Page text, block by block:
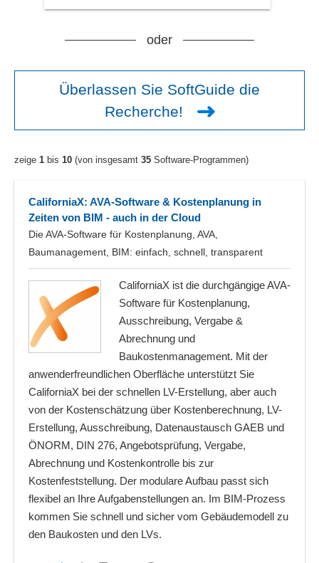
oder
Überlassen Sie SoftGuide die
Recherche!
zeige 1 bis 10 (von insgesamt 35 Software-Programmen)
CaliforniaX: AVA-Software & Kostenplanung in
Zeiten von BIM - auch in der Cloud
Die AVA-Software für Kostenplanung, AVA,
Baumanagement, BIM: einfach, schnell, transparent
CaliforniaX ist die durchgängige AVA-
Software für Kostenplanung,
Ausschreibung, Vergabe &
Abrechnung und
Baukostenmanagement. Mit der
anwenderfreundlichen Oberfläche unterstützt Sie
CaliforniaX bei der schnellen LV-Erstellung, aber auch
von der Kostenschätzung über Kostenberechnung, LV-
Erstellung, Ausschreibung, Datenaustausch GAEB und
ÖNORM, DIN 276, Angebotsprüfung, Vergabe,
Abrechnung und Kostenkontrolle bis zur
Kostenfeststellung. Der modulare Aufbau passt sich
flexibel an Ihre Aufgabenstellungen an. Im BIM-Prozess
kommen Sie schnell und sicher vom Gebäudemodell zu
den Baukosten und den LVs.